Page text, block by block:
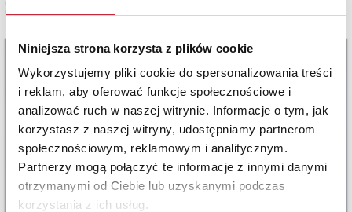
Niniejsza strona korzysta z plików cookie
Wykorzystujemy pliki cookie do spersonalizowania treści
i reklam, aby oferować funkcje społecznościowe i
analizować ruch w naszej witrynie. Informacje o tym, jak
korzystasz z naszej witryny, udostępniamy partnerom
społecznościowym, reklamowym i analitycznym.
Partnerzy mogą połączyć te informacje z innymi danymi
otrzymanymi od Ciebie lub uzyskanymi podczas
korzystania z ich usług.